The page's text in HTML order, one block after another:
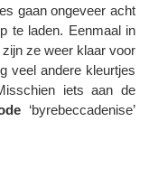
gaan ongeveer acht
te laden. Eenmaal in
ze weer klaar voor
veel andere kleurtjes
iets aan de
‘byrebeccadenise’